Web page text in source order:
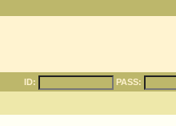
ID: PASS: